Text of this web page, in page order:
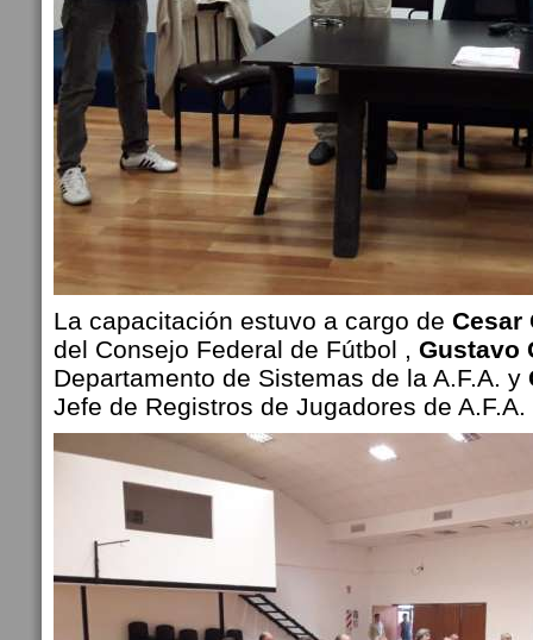
La capacitación estuvo a cargo de Cesar
del Consejo Federal de Fútbol , Gustavo
Departamento de Sistemas de la A.F.A. y
Jefe de Registros de Jugadores de